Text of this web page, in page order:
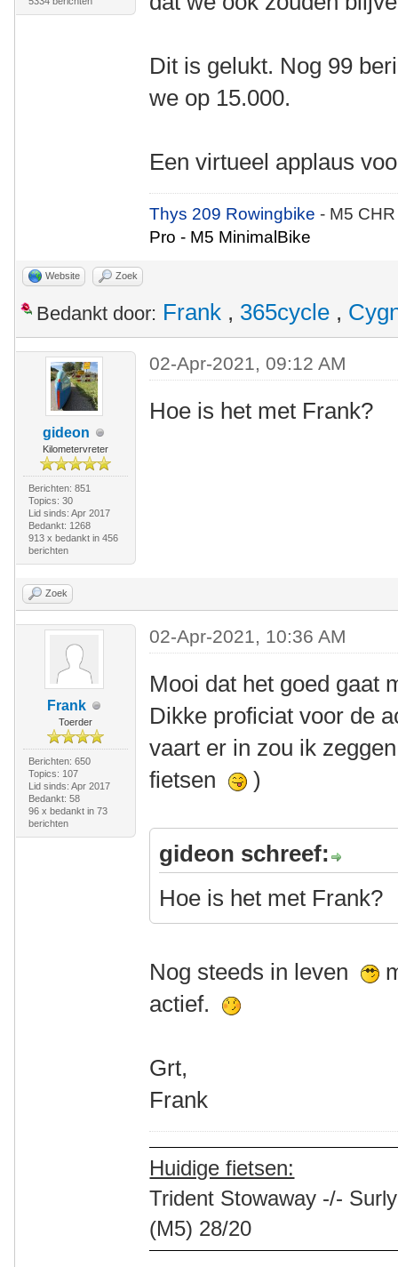
Dit is gelukt. Nog 99
we op 15.000.
Een virtueel applaus
Thys 209 Rowingbike- M5
Pro - M5 MinimalBike
Website Zoek
Bedankt door: Frank , 365cycle ,
gideon
Kilometervreter
Berichten: 851
Topics: 30
Lid sinds: Apr 2017
Bedankt: 1268
913 x bedankt in 456
berichten
02-Apr-2021, 09:12 AM
Hoe is het met Frank?
Zoek
Frank
Toerder
Berichten: 650
Topics: 107
Lid sinds: Apr 2017
Bedankt: 58
96 x bedankt in 73
berichten
02-Apr-2021, 10:36 AM
Mooi dat het goed gaat
Dikke proficiat voor de
vaart er in zou ik
fietsen
)
gideon schreef:
Hoe is het met Frank?
Nog steeds in leven
actief.
Grt,
Frank
Huidige fietsen:
Trident Stowaway -/-
(M5) 28/20